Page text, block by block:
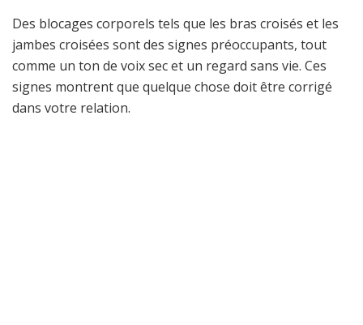
Des blocages corporels tels que les bras croisés et les
jambes croisées sont des signes préoccupants, tout
comme un ton de voix sec et un regard sans vie. Ces
signes montrent que quelque chose doit être corrigé
dans votre relation.